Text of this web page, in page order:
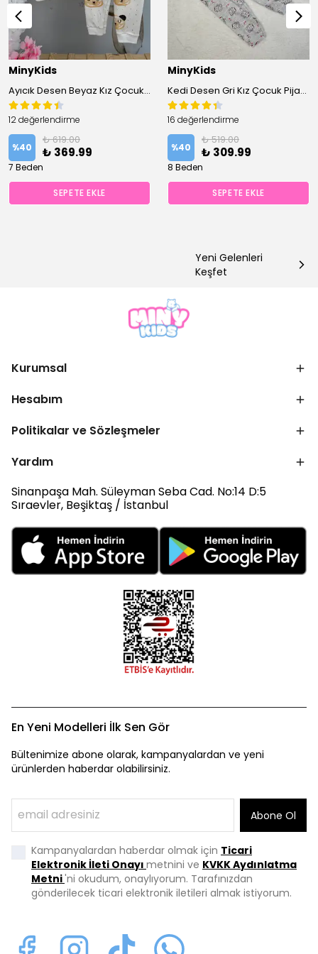
MinyKids
Ayıcık Desen Beyaz Kız Çocuk Pijama Takım
12 değerlendirme
%40
₺ 619.00
₺ 369.99
7 Beden
SEPETE EKLE
MinyKids
Kedi Desen Gri Kız Çocuk Pijama Takım
16 değerlendirme
%40
₺ 519.00
₺ 309.99
8 Beden
SEPETE EKLE
Yeni Gelenleri
Keşfet
Kurumsal
Hesabım
Politikalar ve Sözleşmeler
Yardım
Sinanpaşa Mah. Süleyman Seba Cad. No:14 D:5
Sıraevler, Beşiktaş / İstanbul
En Yeni Modelleri İlk Sen Gör
Bültenimize abone olarak, kampanyalardan ve yeni
ürünlerden haberdar olabilirsiniz.
Abone Ol
Kampanyalardan haberdar olmak için Ticari
Elektronik İleti Onayı metnini ve KVKK Aydınlatma
Metni'ni okudum, onaylıyorum. Tarafınızdan
gönderilecek ticari elektronik iletileri almak istiyorum.